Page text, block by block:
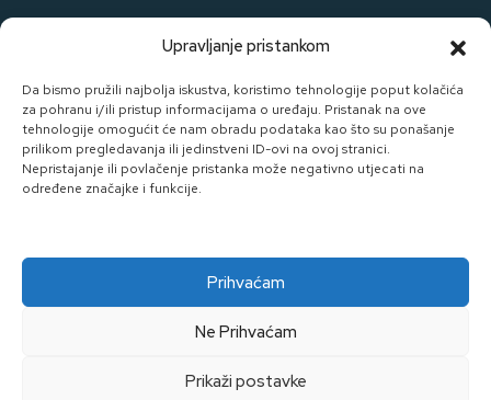
Upravljanje pristankom
Da bismo pružili najbolja iskustva, koristimo tehnologije poput kolačića
za pohranu i/ili pristup informacijama o uređaju. Pristanak na ove
tehnologije omogućit će nam obradu podataka kao što su ponašanje
prilikom pregledavanja ili jedinstveni ID-ovi na ovoj stranici.
Nepristajanje ili povlačenje pristanka može negativno utjecati na
određene značajke i funkcije.
Prihvaćam
Ne Prihvaćam
Prikaži postavke
eugen.dih@gmail.com
Naša Ponuda
Otkrijte cijelu našu ponudu u svijetu staklene ambalaže uz D. I.
H.